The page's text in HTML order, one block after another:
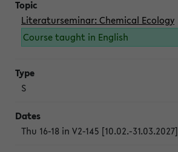
Literaturseminar: Chemical Ecology
Course taught in English
S
Thu 16-18 in V2-145 [10.02.-31.03.2027]